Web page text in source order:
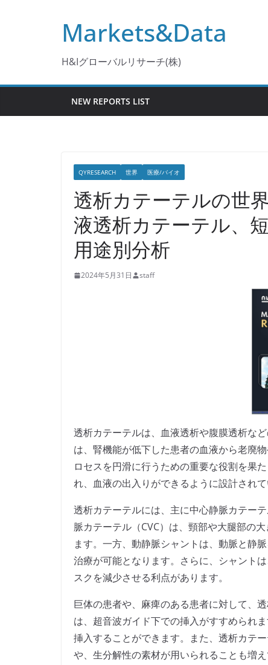
Markets&Data
H&Iグローバルリサーチ(株)
NEW REPORTS LIST
QYRESEARCH 世界 医療/バイオ
透析カテーテルの世
液透析カテーテル、
用途別分析
2024年5月31日 staff
透析カテーテルは、血液透析や腹膜透析な
は、腎機能が低下した患者の血液から老廃
ロセスを円滑に行うための重要な役割を果
れ、血液の出入りができるように設計されて
透析カテーテルには、主に中心静脈カテー
脈カテーテル（CVC）は、頸部や大腿部の
ます。一方、動静脈シャントは、動脈と静
治療が可能となります。さらに、シャント
スクを減少させる利点があります。
巨体の患者や、麻痺のある患者に対して、
は、超音波ガイド下での挿入がすすめられ
挿入することができます。また、透析カテ
や、生分解性の素材が用いられることも増え